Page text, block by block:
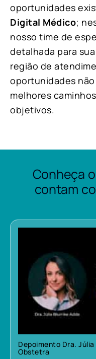
oportunidades
Digital Médico;
nosso time de
detalhada para
região de
oportunidades
melhores
objetivos.
Conheça
contam
Depoimento Dra.
Obstetra